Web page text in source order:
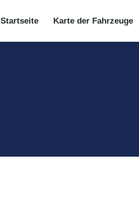
Startseite Karte der Fahrzeuge